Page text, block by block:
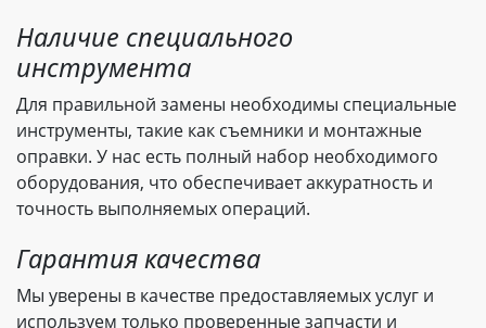
Наличие специального
инструмента
Для правильной замены необходимы специальные
инструменты, такие как съемники и монтажные
оправки. У нас есть полный набор необходимого
оборудования, что обеспечивает аккуратность и
точность выполняемых операций.
Гарантия качества
Мы уверены в качестве предоставляемых услуг и
используем только проверенные запчасти и